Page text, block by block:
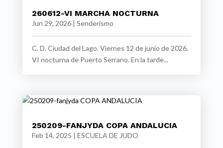
260612-VI MARCHA NOCTURNA
Jun 29, 2026| Senderismo
C. D. Ciudad del Lago. Viernes 12 de junio de 2026.
VI nocturna de Puerto Serrano. En la tarde...
250209-FANJYDA COPA ANDALUCIA
Feb 14, 2025 | ESCUELA DE JUDO